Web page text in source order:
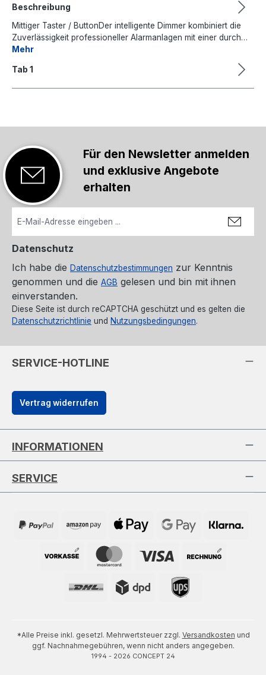
Beschreibung
Mittiger Taster / ButtonDer intelligente Dimmer kombiniert die
Zuverlässigkeit professioneller Alarmanlagen mit einer durch…
Mehr
Tab 1
Für den Newsletter anmelden
und exklusive Angebote
erhalten
Datenschutz
Ich habe die Datenschutzbestimmungen zur Kenntnis
genommen und die AGB gelesen und bin mit ihnen
einverstanden.
Diese Seite ist durch reCAPTCHA geschützt und es gelten die
Datenschutzrichtlinie und Nutzungsbedingungen.
SERVICE-HOTLINE
Vertrag widerrufen
INFORMATIONEN
SERVICE
*Alle Preise inkl. gesetzl. Mehrwertsteuer zzgl. Versandkosten und
ggf. Nachnahmegebühren, wenn nicht anders angegeben.
1994 - 2026 CONCEPT 24